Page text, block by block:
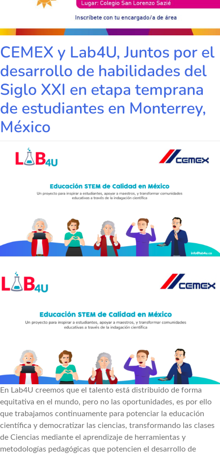
CEMEX y Lab4U, Juntos por el
desarrollo de habilidades del
Siglo XXI en etapa temprana
de estudiantes en Monterrey,
México
En Lab4U creemos que el talento está distribuido de forma
equitativa en el mundo, pero no las oportunidades, es por ello
que trabajamos continuamente para potenciar la educación
científica y democratizar las ciencias, transformando las clases
de Ciencias mediante el aprendizaje de herramientas y
metodologías pedagógicas que potencien el desarrollo de